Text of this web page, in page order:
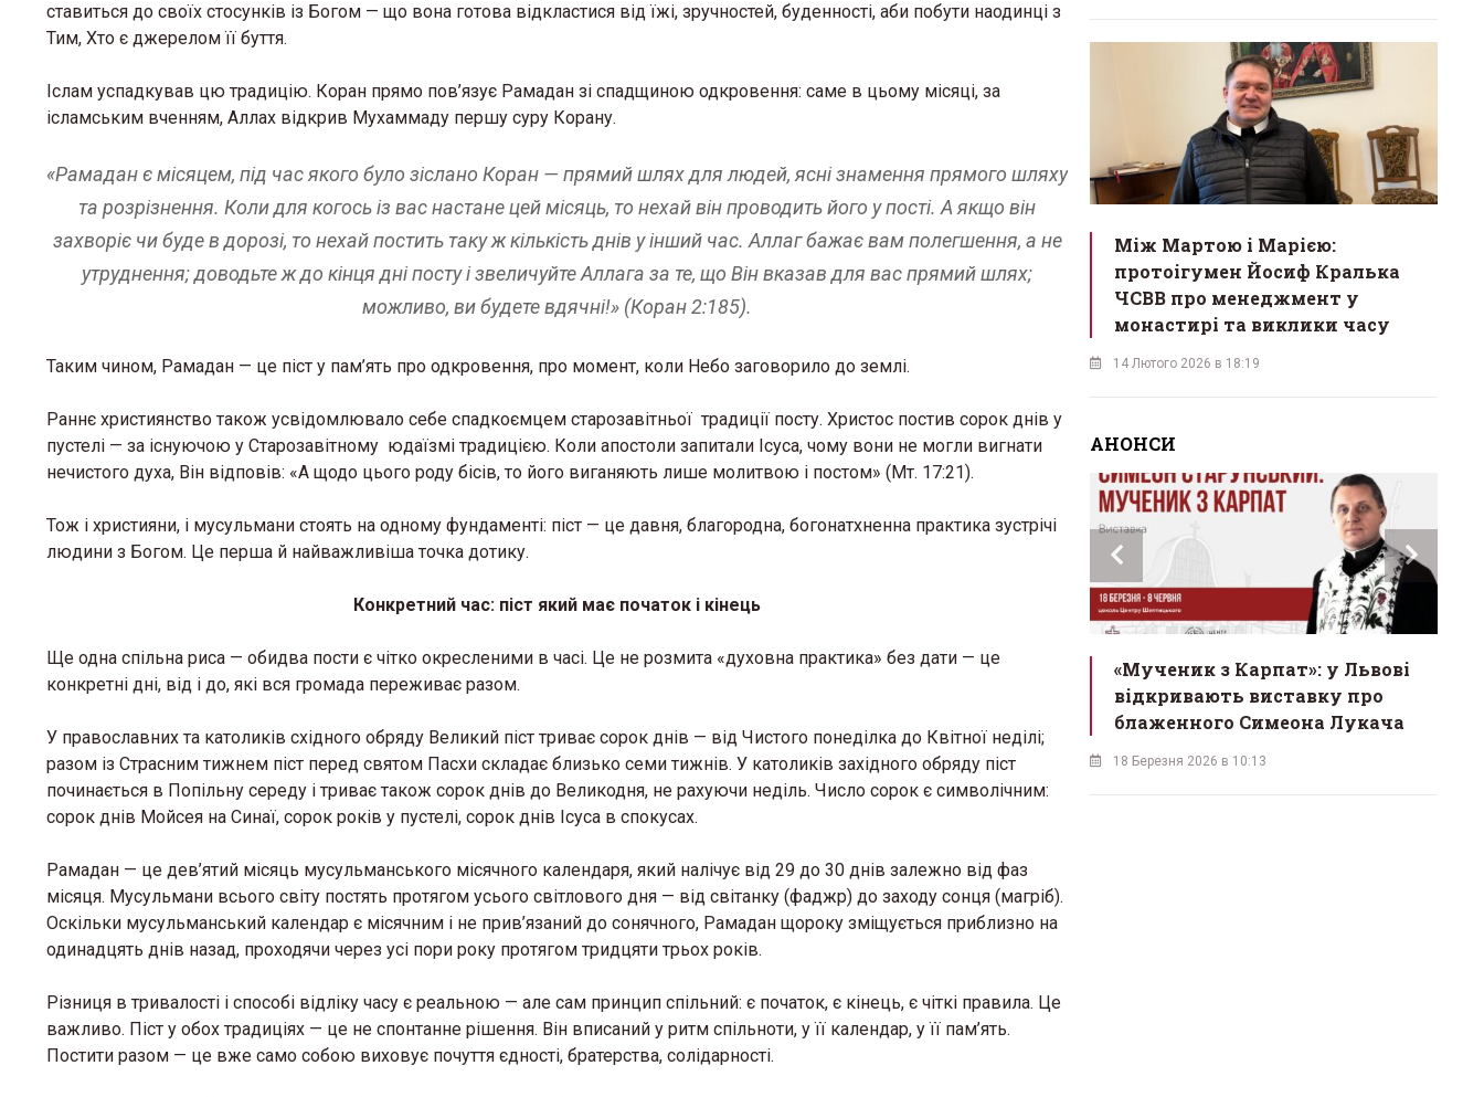
ставиться до своїх стосунків із Богом — що вона готова відкластися від їжі, зручностей, буденності, аби побути наодинці з
Тим, Хто є джерелом її буття.
Іслам успадкував цю традицію. Коран прямо пов’язує Рамадан зі спадщиною одкровення: саме в цьому місяці, за
ісламським вченням, Аллах відкрив Мухаммаду першу суру Корану.
«Рамадан є місяцем, під час якого було зіслано Коран — прямий шлях для людей, ясні знамення прямого шляху
та розрізнення. Коли для когось із вас настане цей місяць, то нехай він проводить його у пості. А якщо він
захворіє чи буде в дорозі, то нехай постить таку ж кількість днів у інший час. Аллаг бажає вам полегшення, а не
утруднення; доводьте ж до кінця дні посту і звеличуйте Аллага за те, що Він вказав для вас прямий шлях;
можливо, ви будете вдячні!» (Коран 2:185).
Таким чином, Рамадан — це піст у пам’ять про одкровення, про момент, коли Небо заговорило до землі.
Раннє християнство також усвідомлювало себе спадкоємцем старозавітньої традиції посту. Христос постив сорок днів у
пустелі — за існуючою у Старозавітному юдаїзмі традицією. Коли апостоли запитали Ісуса, чому вони не могли вигнати
нечистого духа, Він відповів: «А щодо цього роду бісів, то його виганяють лише молитвою і постом» (Мт. 17:21).
Тож і християни, і мусульмани стоять на одному фундаменті: піст — це давня, благородна, богонатхненна практика зустрічі
людини з Богом. Це перша й найважливіша точка дотику.
Конкретний час: піст який має початок і кінець
Ще одна спільна риса — обидва пости є чітко окресленими в часі. Це не розмита «духовна практика» без дати — це
конкретні дні, від і до, які вся громада переживає разом.
У православних та католиків східного обряду Великий піст триває сорок днів — від Чистого понеділка до Квітної неділі;
разом із Страсним тижнем піст перед святом Пасхи складає близько семи тижнів. У католиків західного обряду піст
починається в Попільну середу і триває також сорок днів до Великодня, не рахуючи неділь. Число сорок є символічним:
сорок днів Мойсея на Синаї, сорок років у пустелі, сорок днів Ісуса в спокусах.
Рамадан — це дев’ятий місяць мусульманського місячного календаря, який налічує від 29 до 30 днів залежно від фаз
місяця. Мусульмани всього світу постять протягом усього світлового дня — від світанку (фаджр) до заходу сонця (магріб).
Оскільки мусульманський календар є місячним і не прив’язаний до сонячного, Рамадан щороку зміщується приблизно на
одинадцять днів назад, проходячи через усі пори року протягом тридцяти трьох років.
Різниця в тривалості і способі відліку часу є реальною — але сам принцип спільний: є початок, є кінець, є чіткі правила. Це
важливо. Піст у обох традиціях — це не спонтанне рішення. Він вписаний у ритм спільноти, у її календар, у її пам’ять.
Постити разом — це вже само собою виховує почуття єдності, братерства, солідарності.
Між Мартою і Марією:
протоігумен Йосиф Кралька
ЧСВВ про менеджмент у
монастирі та виклики часу
14 Лютого 2026 в 18:19
АНОНСИ
«Місце, де можна відчути
тепло»: у Львові з’явиться
кризі
12 Березня 2026 в 11:45
«Жива історія у світлинах»:
26 Березня 2026 в 11:28
«Мученик з Карпат»: у Львові
відкривають виставку про
блаженного Симеона Лукача
18 Березня 2026 в 10:13